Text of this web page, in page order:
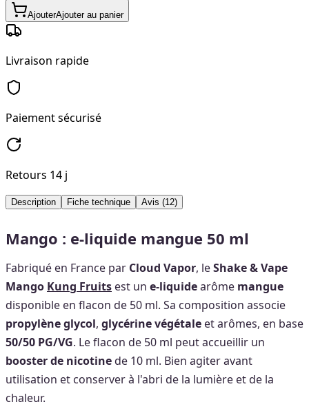
AjouterAjouter au panier
Livraison rapide
Paiement sécurisé
Retours 14 j
Description Fiche technique Avis (12)
Mango : e-liquide mangue 50 ml
Fabriqué en France par Cloud Vapor, leShake & Vape
Mango Kung Fruits est un e-liquidearôme mangue
disponible en flacon de 50 ml. Sa composition associe
propylène glycol, glycérine végétale et arômes, en base
50/50 PG/VG. Le flacon de 50 ml peut accueillir un
booster de nicotinede 10 ml. Bien agiter avant
utilisation et conserver à l'abri de la lumière et de la
chaleur.